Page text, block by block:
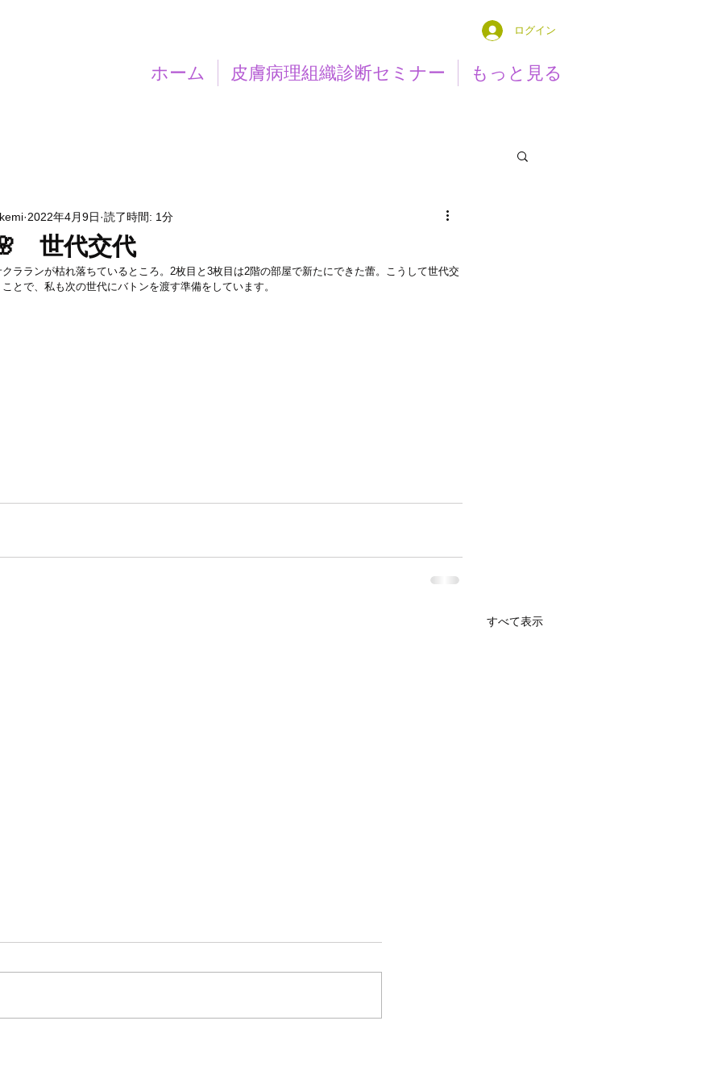
ログイン
ホーム 皮膚病理組織診断セミナー もっと見る
世代交代
2022年4月9日 読了時間: 1分
ラランが枯れ落ちているところ。2枚目と3枚目は2階の部屋で新たにできた蕾。こうして世代交
とで、私も次の世代にバトンを渡す準備をしています。
すべて表示